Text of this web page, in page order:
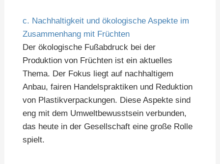
c. Nachhaltigkeit und ökologische Aspekte im
Zusammenhang mit Früchten
Der ökologische Fußabdruck bei der
Produktion von Früchten ist ein aktuelles
Thema. Der Fokus liegt auf nachhaltigem
Anbau, fairen Handelspraktiken und Reduktion
von Plastikverpackungen. Diese Aspekte sind
eng mit dem Umweltbewusstsein verbunden,
das heute in der Gesellschaft eine große Rolle
spielt.